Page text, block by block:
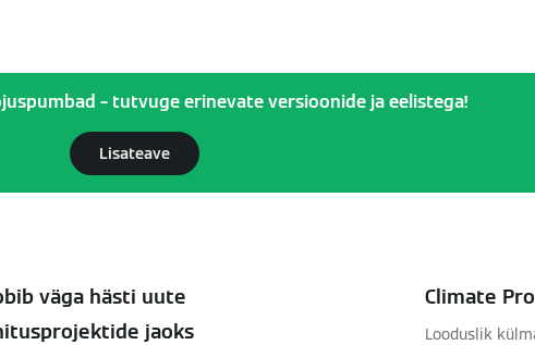
– tutvuge erinevate versioonide ja eelistega!
Lisateave
väga hästi uute
jaoks
Climate
Looduslik